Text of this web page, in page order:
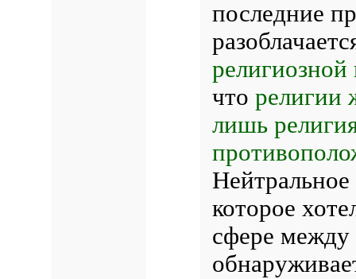
последние
религиозной
что религии
лишь
Нейтральное
которое
сфере между